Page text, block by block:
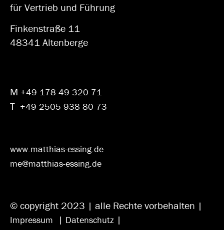
für Vertrieb und Führung
Finkenstraße 11
48341 Altenberge
M +49 178 49 320 71
T +49 2505 938 80 73
www.matthias-essing.de
me@matthias-essing.de
© copyright 2023 | alle Rechte vorbehalten |
Impressum | Datenschutz |